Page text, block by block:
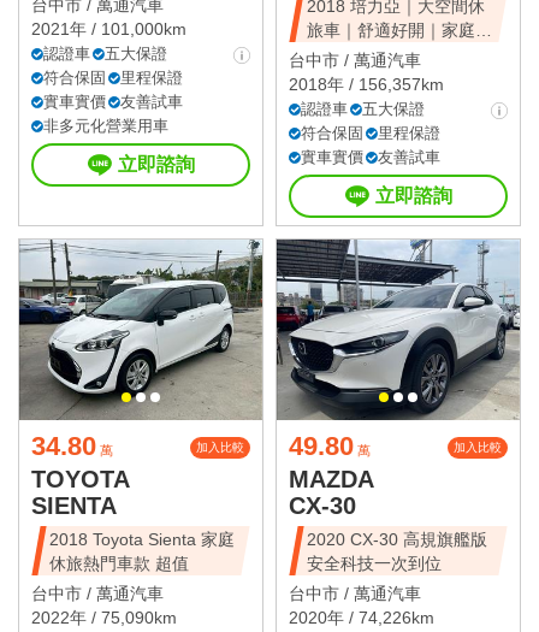
台中市 / 萬通汽車
2021年 / 101,000km
認證車
五大保證
符合保固
里程保證
實車實價
友善試車
非多元化營業用車
立即諮詢
2018 培力亞｜大空間休
旅車｜舒適好開｜家庭首
選｜可全額貸
台中市 / 萬通汽車
2018年 / 156,357km
認證車
五大保證
符合保固
里程保證
實車實價
友善試車
立即諮詢
34.80 萬 加入比較
TOYOTA
SIENTA
2018 Toyota Sienta 家庭
休旅熱門車款 超值
台中市 / 萬通汽車
2022年 / 75,090km
49.80 萬 加入比較
MAZDA
CX-30
2020 CX-30 高規旗艦版
安全科技一次到位
台中市 / 萬通汽車
2020年 / 74,226km